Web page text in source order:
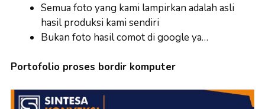
Semua foto yang kami lampirkan adalah asli
hasil produksi kami sendiri
Bukan foto hasil comot di google ya…
Portofolio proses bordir komputer